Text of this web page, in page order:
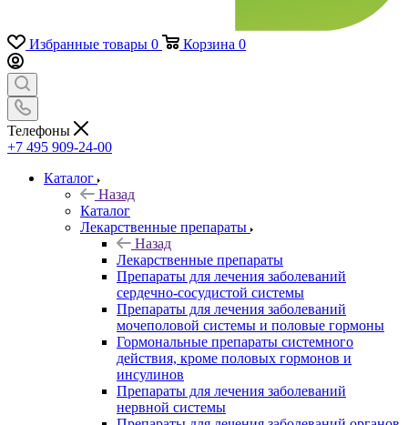
Избранные товары 0 Корзина 0
Телефоны
+7 495 909-24-00
Каталог
Назад
Каталог
Лекарственные препараты
Назад
Лекарственные препараты
Препараты для лечения заболеваний
сердечно-сосудистой системы
Препараты для лечения заболеваний
мочеполовой системы и половые гормоны
Гормональные препараты системного
действия, кроме половых гормонов и
инсулинов
Препараты для лечения заболеваний
нервной системы